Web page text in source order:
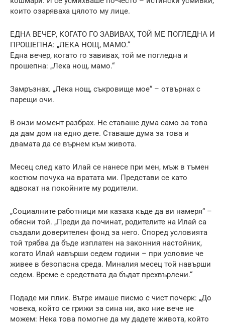
които озаряваха цялото му лице.
ЕДНА ВЕЧЕР, КОГАТО ГО ЗАВИВАХ, ТОЙ МЕ ПОГЛЕДНА И
ПРОШЕПНА: „ЛЕКА НОЩ, МАМО.“
Една вечер, когато го завивах, той ме погледна и
прошепна: „Лека нощ, мамо.“
Замръзнах. „Лека нощ, съкровище мое“ – отвърнах с
парещи очи.
В онзи момент разбрах. Не ставаше дума само за това
да дам дом на едно дете. Ставаше дума за това и
двамата да се върнем към живота.
Месец след като Илай се нанесе при мен, мъж в тъмен
костюм почука на вратата ми. Представи се като
адвокат на покойните му родители.
„Социалните работници ми казаха къде да ви намеря“ –
обясни той. „Преди да починат, родителите на Илай са
създали доверителен фонд за него. Според условията
той трябва да бъде изплатен на законния настойник,
когато Илай навърши седем години – при условие че
живее в безопасна среда. Миналия месец той навърши
седем. Време е средствата да бъдат прехвърлени.“
Подаде ми плик. Вътре имаше писмо с чист почерк: „До
човека, който се грижи за сина ни, ако ние вече не
можем: Нека това помогне да му дадете живота, който